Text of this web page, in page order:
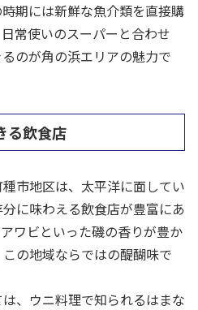
期には新鮮な魚介類を直接購
常使いのスーパーと合わせ
のが角の浜エリアの魅力で
る飲食店
市地区は、太平洋に面してい
に味わえる飲食店が豊富にあ
ワビといった磯の香りが豊か
の地域ならではの醍醐味で
、ウニ料理で知られるはまな